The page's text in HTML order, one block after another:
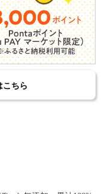
こちら